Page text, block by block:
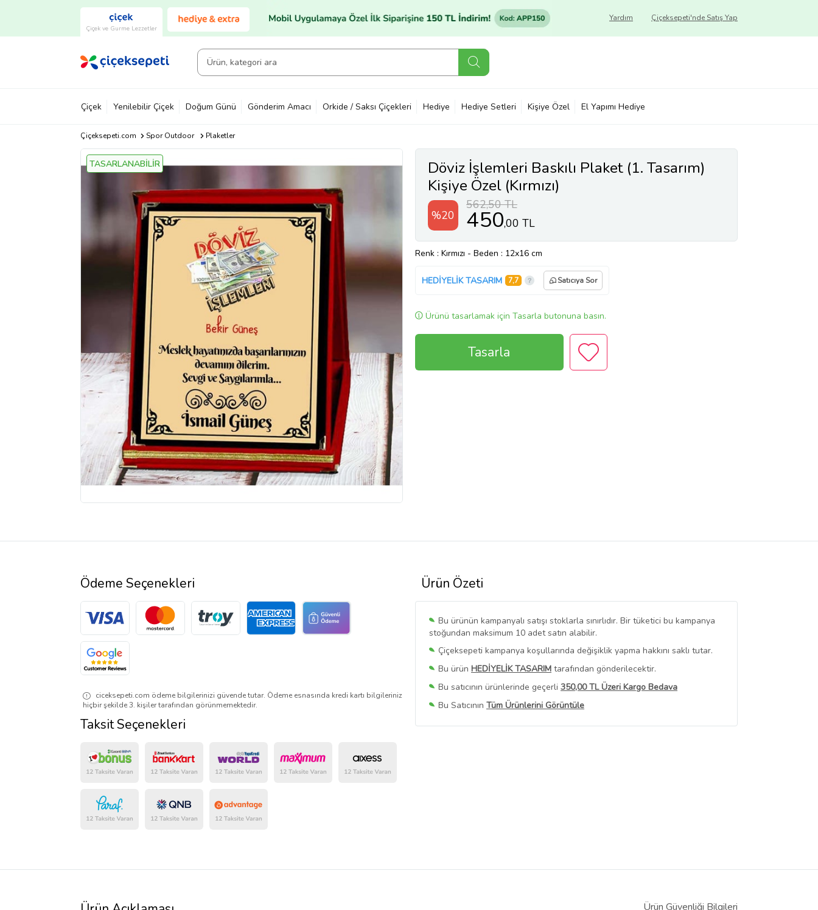
Çiçek ve Gurme Lezzetler
Çiçeksepeti'nde Satış Yap
Yardım
Çiçek Yenilebilir Çiçek Doğum Günü Gönderim Amacı Orkide / Saksı Çiçekleri Hediye Hediye Setleri Kişiye Özel El Yapımı Hediye
Çiçeksepeti.com Spor Outdoor Plaketler
TASARLANABİLİR
Döviz İşlemleri Baskılı Plaket (1. Tasarım)
Kişiye Özel (Kırmızı)
%20
562,50 TL
450,00 TL
Renk : Kırmızı - Beden : 12x16 cm
HEDİYELİK TASARIM 7,7 Satıcıya Sor
Ürünü tasarlamak için Tasarla butonuna basın.
Tasarla
Ürün Özeti
Bu ürünün kampanyalı satışı stoklarla sınırlıdır. Bir tüketici bu kampanya
stoğundan maksimum 10 adet satın alabilir.
Çiçeksepeti kampanya koşullarında değişiklik yapma hakkını saklı tutar.
Bu ürün HEDİYELİK TASARIM tarafından gönderilecektir.
Bu satıcının ürünlerinde geçerli 350,00 TL Üzeri Kargo Bedava
Bu Satıcının Tüm Ürünlerini Görüntüle
Ürün sayfasında gördüğünüz fiyat bilgileri, satıcı tarafından
Ödeme Seçenekleri
ciceksepeti.com ödeme bilgilerinizi güvende tutar. Ödeme esnasında kredi kartı bilgileriniz
hiçbir şekilde 3. kişiler tarafından görünmemektedir.
Taksit Seçenekleri
Ürün Güvenliği Bilgileri